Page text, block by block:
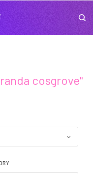
cosgrove"